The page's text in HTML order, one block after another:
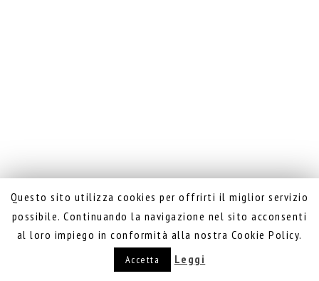
Questo sito utilizza cookies per offrirti il miglior servizio
possibile. Continuando la navigazione nel sito acconsenti
al loro impiego in conformità alla nostra Cookie Policy.
Accetta Leggi